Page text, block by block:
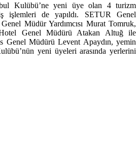
Kulübü’ne yeni üye olan 4 turizm
işlemleri de yapıldı. SETUR Genel
Müdür Yardımcısı Murat Tomruk,
Genel Müdürü Atakan Altuğ ile
Genel Müdürü Levent Apaydın, yemin
yeni üyeleri arasında yerlerini